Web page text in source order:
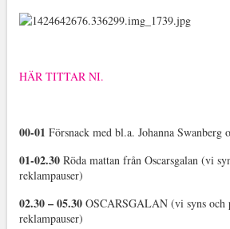
HÄR TITTAR NI.
00-01 Försnack med bl.a. Johanna Swanberg
01-02.30Röda mattan från Oscarsgalan (vi
reklampauser)
02.30 – 05.30 OSCARSGALAN (vi syns och
reklampauser)